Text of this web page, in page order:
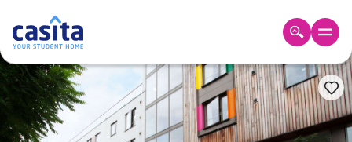
Home GBP
เข้าสู่
ระบบ